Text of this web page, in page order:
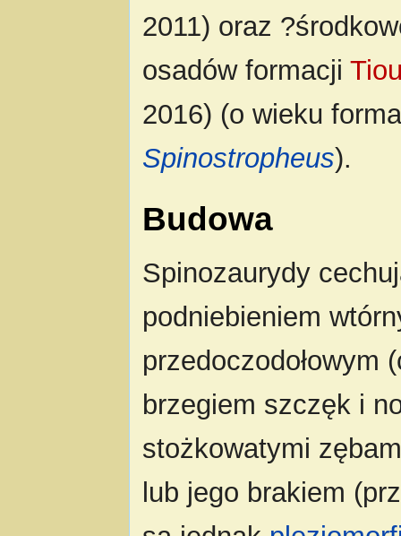
2011) oraz
osadów formacji
2016) (o wieku
Spinostropheus).
Budowa
Spinozaurydy
podniebieniem
przedoczodołowym
brzegiem szczęk i
stożkowatymi
lub jego brakiem